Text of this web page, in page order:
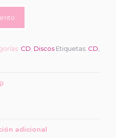
CD Discos Etiquetas: CD
adicional